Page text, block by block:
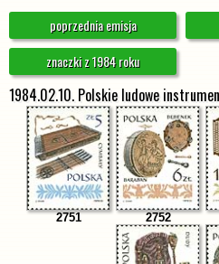
poprzednia emisja
znaczki z 1984 roku
1984.02.10. Polskie ludowe
2751 2752